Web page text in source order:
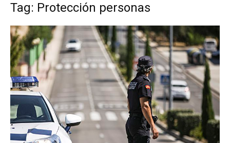
Tag: Protección personas